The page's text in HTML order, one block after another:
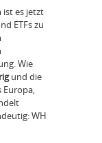
es jetzt
ETFs zu
Wie
und die
WH